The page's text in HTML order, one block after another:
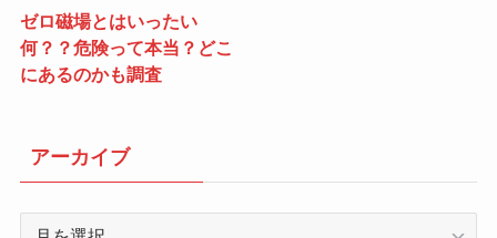
ゼロ磁場とはいったい
何？？危険って本当？どこ
にあるのかも調査
アーカイブ